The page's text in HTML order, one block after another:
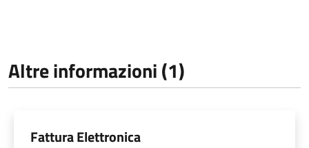
Altre informazioni (1)
Fattura Elettronica